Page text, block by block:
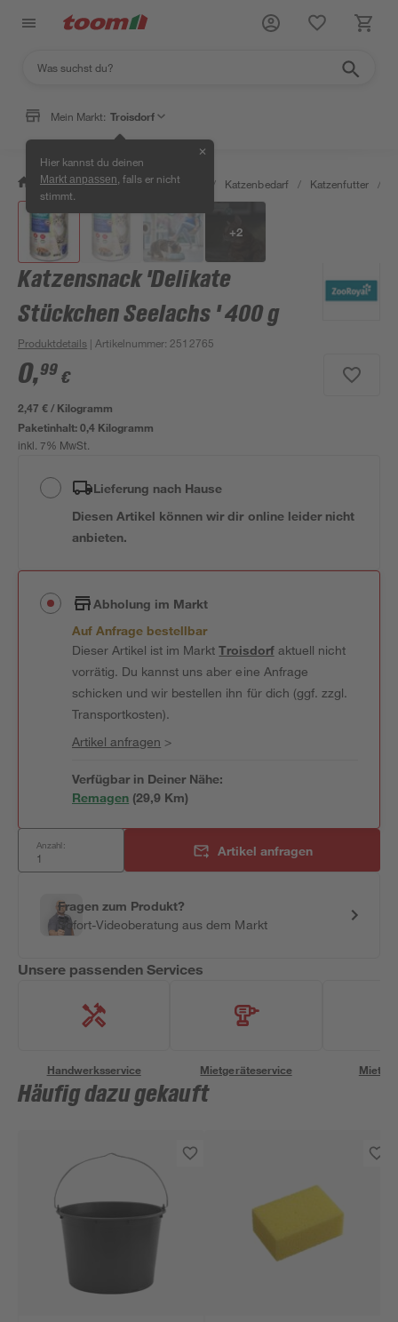
Mein Markt: Troisdorf
Hier kannst du deinen
Markt anpassen , falls er nicht
stimmt.
✕
/ Garten & Freizeit / Tierbedarf / Katzenbedarf / Katzenfutter /
+2
Katzensnack 'Delikate
Stückchen Seelachs ' 400 g
Produktdetails | Artikelnummer: 2512765
0,99 €
2,47 € / Kilogramm
Paketinhalt:0,4 Kilogramm
inkl. 7% MwSt.
Lieferung nach Hause
Diesen Artikel können wir dir online leider nicht
anbieten.
Abholung im Markt
Auf Anfrage bestellbar
Dieser Artikel ist im MarktTroisdorfaktuell nicht
vorrätig. Du kannst uns aber eine Anfrage
schicken und wir bestellen ihn für dich (ggf. zzgl.
Transportkosten).
Artikel anfragen >
Verfügbar in Deiner Nähe:
Remagen (29,9 Km)
Anzahl: Artikel anfragen
Fragen zum Produkt?
Sofort-Videoberatung aus dem Markt
Unsere passenden Services
Handwerksservice Mietgeräteservice
Häufig dazu gekauft